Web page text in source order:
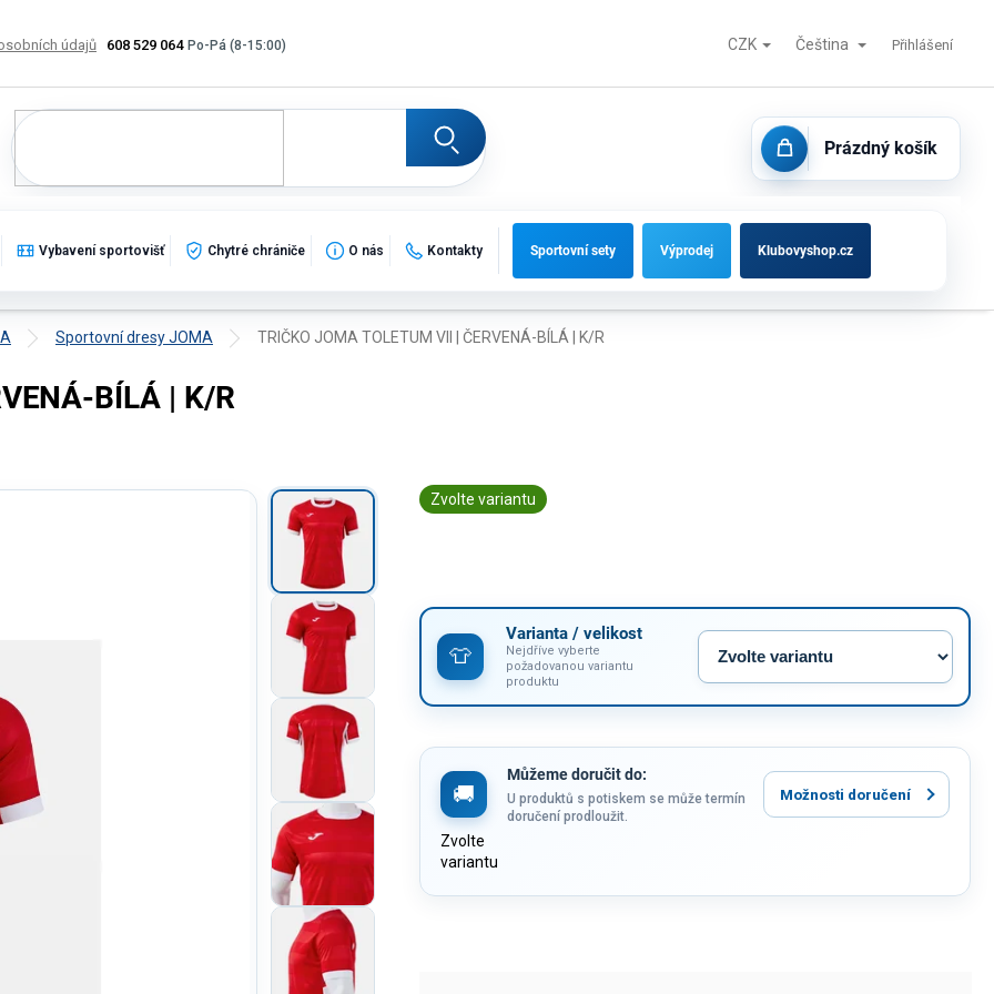
608 529 064
údajů Výměna, vrácení a reklamace zboží Fotbalové branky, střídačky a vybavení hřišť Kontakty
CZK Čeština Přihlášení
NÁKUPNÍ
KOŠÍK
Prázdný košík
Vybavení sportovišť Chytré chrániče O nás Kontakty Sportovní sety Výprodej Klubovyshop.cz
Sportovní dresy JOMA TRIČKO JOMA TOLETUM VII | ČERVENÁ-BÍLÁ | K/R
BÍLÁ | K/R
Zvolte variantu
Varianta / velikost
Nejdříve vyberte
požadovanou variantu
produktu
Můžeme doručit do:
Zvolte
variantu
U produktů s potiskem se může termín
doručení prodloužit.
Možnosti doručení